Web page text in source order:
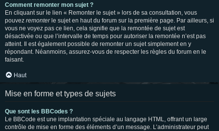
Comment remonter mon sujet ?
En cliquant sur le lien « Remonter le sujet » lors de sa consultation, vous
pouvez remonterle sujet en haut du forum sur la première page. Par ailleurs, si
vous ne voyez pas ce lien, cela signifie que la remontée de sujet est
désactivée ou que l’intervalle de temps pour autoriser la remontée n’est pas
atteint. Il est également possible de remonter un sujet simplement en y
répondant. Néanmoins, assurez-vous de respecter les règles du forum en le
faisant.
Haut
Mise en forme et types de sujets
Que sont les BBCodes ?
Le BBCode est une implantation spéciale au langage HTML, offrant un large
contrôle de mise en forme des éléments d’un message. L’administrateur peut